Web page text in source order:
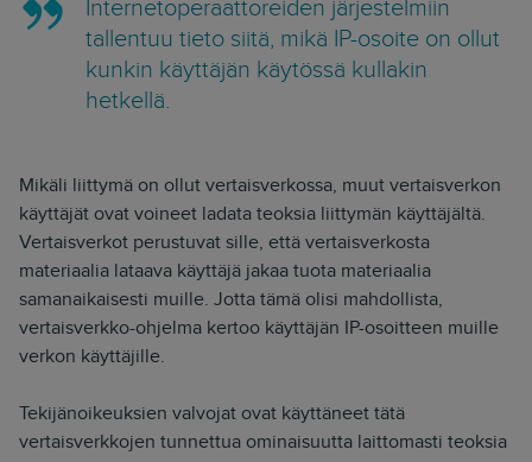
tallentuu tieto siitä, mikä IP-osoite on ollut
kunkin käyttäjän käytössä kullakin
hetkellä.
Mikäli liittymä on ollut vertaisverkossa, muut vertaisverkon
käyttäjät ovat voineet ladata teoksia liittymän käyttäjältä.
Vertaisverkot perustuvat sille, että vertaisverkosta
materiaalia lataava käyttäjä jakaa tuota materiaalia
samanaikaisesti muille. Jotta tämä olisi mahdollista,
vertaisverkko-ohjelma kertoo käyttäjän IP-osoitteen muille
verkon käyttäjille.
Tekijänoikeuksien valvojat ovat käyttäneet tätä
vertaisverkkojen tunnettua ominaisuutta laittomasti teoksia